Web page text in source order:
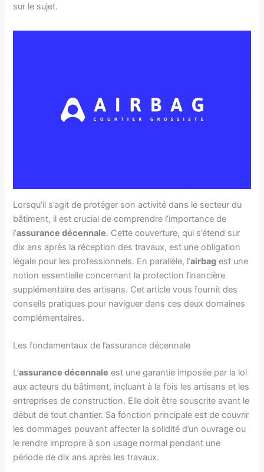
sur le sujet.
Lorsqu’il s’agit de protéger son activité dans le secteur du
bâtiment, il est crucial de comprendre l’importance de
l’assurance décennale. Cette couverture, qui s’étend sur
dix ans après la réception des travaux, est une obligation
légale pour les professionnels. En parallèle, l’airbag est une
notion essentielle concernant la protection financière
supplémentaire des artisans. Cet article vous fournit des
conseils pratiques pour naviguer dans ces deux domaines
complémentaires.
Les fondamentaux de l’assurance décennale
L’assurance décennale est une garantie imposée par la loi
aux acteurs du bâtiment, incluant à la fois les artisans et les
entreprises de construction. Elle doit être souscrite avant le
début de tout chantier. Sa fonction principale est de couvrir
les dommages pouvant affecter la solidité d’un ouvrage ou
le rendre impropre à son usage normal pendant une
période de dix ans après les travaux.